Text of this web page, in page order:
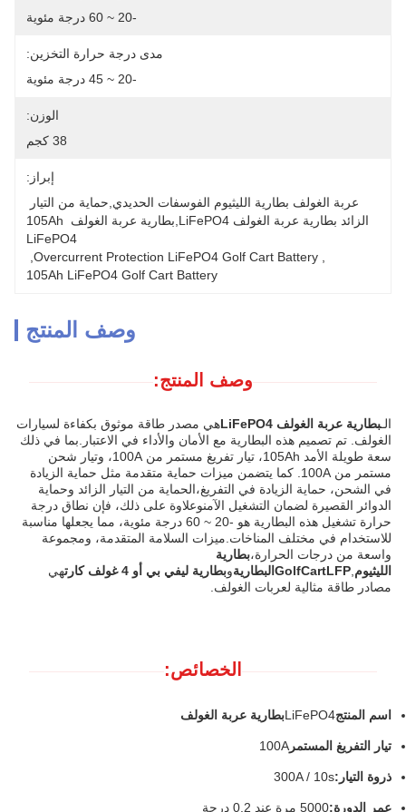
-20 ~ 60 درجة مئوية
مدى درجة حرارة التخزين:
-20 ~ 45 درجة مئوية
الوزن:
38 كجم
إبراز:
الزائد بطارية عربة الغولف LiFePO4,بطارية عربة الغولف 105Ah
LiFePO4
Overcurrent Protection LiFePO4 Golf Cart Battery
105Ah LiFePO4 Golf Cart Battery
وصف المنتج
وصف المنتج:
الـبطارية عربة الغولف LiFePO4
هي مصدر طاقة موثوق بكفاءة لسيارات
الغولف. تم تصميم هذه البطارية مع الأمان والأداء في الاعتبار.بما في ذلك
سعة طويلة الأمد 105Ah، تيار تفريغ مستمر من 100A، وتيار شحن
مستمر من 100A. كما يتضمن ميزات حماية متقدمة مثل حماية الزيادة
في الشحن، حماية الزيادة في التفريغ،الحماية من التيار الزائد وحماية
الدوائر القصيرة لضمان التشغيل الآمنوعلاوة على ذلك، فإن نطاق درجة
حرارة تشغيل هذه البطارية هو -20 ~ 60 درجة مئوية، مما يجعلها مناسبة
للاستخدام في مختلف المناخات.ميزات السلامة المتقدمة، ومجموعة
واسعة من درجات الحرارة،بطارية
الليثيوم GolfCartLFPالبطارية وبطارية ليفي بي أو 4 غولف كارت
هي
مصادر طاقة مثالية لعربات الغولف.
الخصائص:
اسم المنتجLiFePO4بطارية عربة الغولف
تيار التفريغ المستمر 100A
ذروة التيار:300A / 10s
عمر الدورة:5000 مرة عند 0.2 درجة